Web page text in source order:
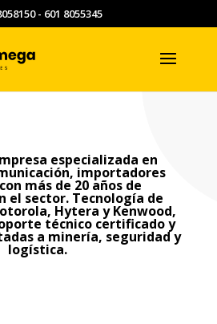
- 601 8055345
especializada en
importadores
más de 20 años de
el sector. Tecnología de
Hytera y Kenwood,
técnico certificado y
a minería, seguridad y
logística.